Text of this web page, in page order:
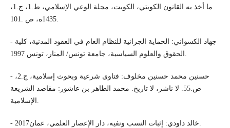
ما أخذ به القانون الكويتي، الكويت، مجلة الوعي الإسلامي، ط.1، ج.1،
1435ه، ص .101.
- جهاد الكسواني: الحماية الجزائية للنظام العام في العقود المدنية، كلية
الحقوق والعلوم السياسية، جامعة تونس/ المنار، تونس 1997.
- حسنين محمد حسنين مخلوف: فتاوى شرعية وبحوث إسلامية، ج.2،
ص.55. لا ناشر، لا تاريخ. محمد الطاهر بن عاشور: مقاصد الشريعة
الإسلامية.
- خالد داودي: إثبات النسب ونفيه، دار الإعصار العلمي، عمان2017.